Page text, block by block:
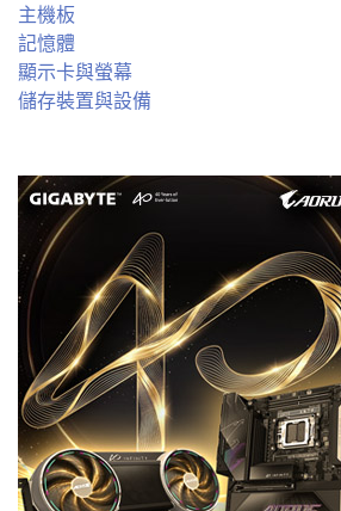
主機板
記憶體
顯示卡與螢幕
儲存裝置與設備